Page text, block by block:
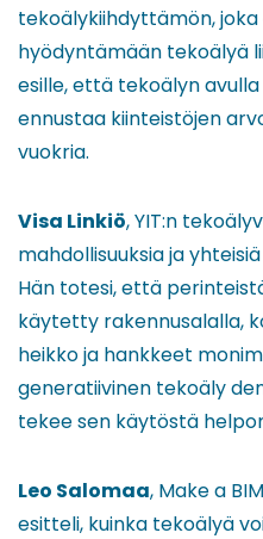
tekoälykiihdyttämön,
hyödyntämään tekoälyä
esille, että tekoälyn
ennustaa kiinteistöjen
vuokria.
Visa Linkiö, YIT:n
mahdollisuuksia ja
Hän totesi, että
käytetty rakennusalalla,
heikko ja hankkeet
generatiivinen tekoäly
tekee sen käytöstä
Leo Salomaa, Make a
esitteli, kuinka tekoälyä